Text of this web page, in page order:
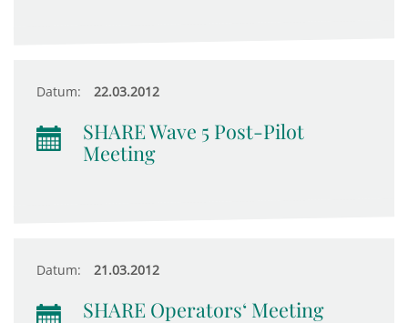
Datum: 22.03.2012
SHARE Wave 5 Post-Pilot
Meeting
Datum: 21.03.2012
SHARE Operators‘ Meeting